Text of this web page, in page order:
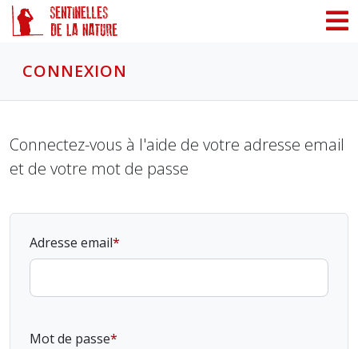
CONNEXION
Connectez-vous à l'aide de votre adresse email
et de votre mot de passe
Adresse email
Mot de passe
Panneau de gestion des cookies